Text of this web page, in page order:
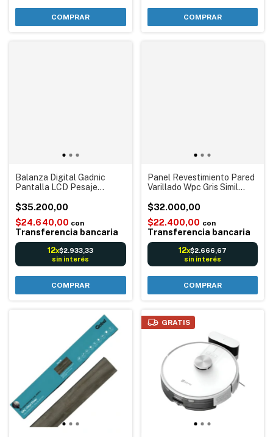
Balanza Digital Gadnic
Pantalla LCD Pesaje
Agua Masa hasta 180 kg y
Alarmas
$35.200,00
$24.640,00 con
Transferencia bancaria
12x$2.933,33
sin interés
Panel Revestimiento Pared
Varillado Wpc Gris Simil
$32.000,00
$22.400,00 con
Transferencia bancaria
12x$2.666,67
sin interés
GRATIS